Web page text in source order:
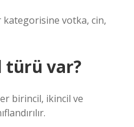
kategorisine votka, cin,
türü var?
birincil, ikincil ve